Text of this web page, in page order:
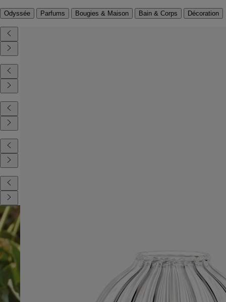
Odyssée Parfums Bougies & Maison Bain & Corps Décoration